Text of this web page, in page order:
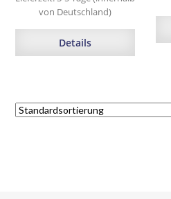
von Deutschland)
Details